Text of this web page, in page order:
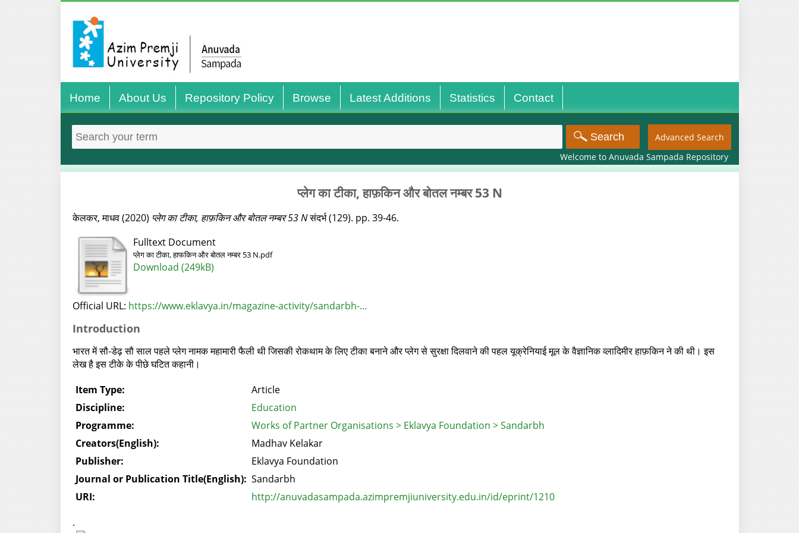
Home About Us Repository Policy Browse Latest Additions Statistics Contact
Advanced Search
Welcome to Anuvada Sampada Repository
प्लेग का टीका, हाफ़किन और बोतल नम्बर 53 N
केलकर, माधव(2020) प्लेग का टीका, हाफ़किन और बोतल नम्बर 53 Nसंदर्भ (129). pp. 39-46.
Fulltext Document
प्लेग का टीका, हाफकिन और बोतल नम्बर 53 N.pdf
Download (249kB)
Official URL: https://www.eklavya.in/magazine-activity/sandarbh-...
Introduction
भारत में सौ-डेढ़ सौ साल पहले प्लेग नामक महामारी फैली थी जिसकी रोकथाम के लिए टीका बनाने और प्लेग से सुरक्षा दिलवाने की पहल यूक्रेनियाई मूल के वैज्ञानिक व्लादिमीर हाफ़किन ने की थी। इस
लेख है इस टीके के पीछे घटित कहानी।
Item Type:
Article
Discipline:
Education
Programme:
Works of Partner Organisations > Eklavya Foundation > Sandarbh
Creators(English):
Madhav Kelakar
Publisher:
Eklavya Foundation
Journal or Publication Title(English): Sandarbh
URI:
http://anuvadasampada.azimpremjiuniversity.edu.in/id/eprint/1210
.